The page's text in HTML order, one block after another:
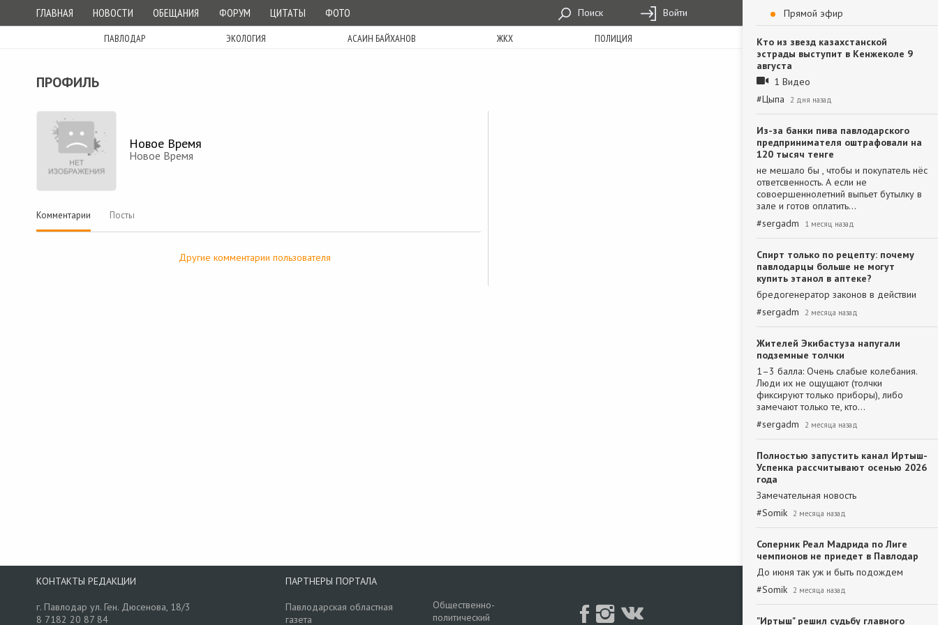
ГЛАВНАЯ НОВОСТИ ОБЕЩАНИЯ ФОРУМ ЦИТАТЫ ФОТО Поиск Войти
ПАВЛОДАР ЭКОЛОГИЯ АСАИН БАЙХАНОВ ЖКХ ПОЛИЦИЯ
ПРОФИЛЬ
Новое Время
Новое Время
Комментарии Посты
Другие комментарии пользователя
Прямой эфир
Кто из звезд казахстанской
эстрады выступит в Кенжеколе 9
августа
1 Видео
#Цыпа 2 дня назад
Из-за банки пива павлодарского
предпринимателя оштрафовали на
120 тысяч тенге
не мешало бы , чтобы и покупатель нёс
ответсвенность. А если не
совоершеннолетний выпьет бутылку в
зале и готов оплатить…
#sergadm 1 месяц назад
Спирт только по рецепту: почему
павлодарцы больше не могут
купить этанол в аптеке?
бредогенератор законов в действии
#sergadm 2 месяца назад
Жителей Экибастуза напугали
подземные толчки
1–3 балла: Очень слабые колебания.
Люди их не ощущают (толчки
фиксируют только приборы), либо
замечают только те, кто…
#sergadm 2 месяца назад
Полностью запустить канал Иртыш-
Успенка рассчитывают осенью 2026
года
Замечательная новость
#Somik 2 месяца назад
Соперник Реал Мадрида по Лиге
чемпионов не приедет в Павлодар
До июня так уж и быть подождем
#Somik 2 месяца назад
"Иртыш" решил судьбу главного
КОНТАКТЫ РЕДАКЦИИ
г. Павлодар ул. Ген. Дюсенова, 18/3
8 7182 20 87 84
ПАРТНЕРЫ ПОРТАЛА
Павлодарская областная
газета
Общественно-
политический